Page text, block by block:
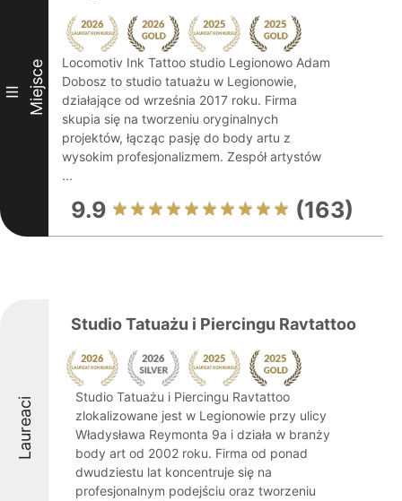
III Miejsce
Locomotiv Ink Tattoo studio Legionowo Adam
Dobosz to studio tatuażu w Legionowie,
działające od września 2017 roku. Firma
skupia się na tworzeniu oryginalnych
projektów, łącząc pasję do body artu z
wysokim profesjonalizmem. Zespół artystów
...
9.9 (163)
Laureaci
Studio Tatuażu i Piercingu Ravtattoo
Studio Tatuażu i Piercingu Ravtattoo
zlokalizowane jest w Legionowie przy ulicy
Władysława Reymonta 9a i działa w branży
body art od 2002 roku. Firma od ponad
dwudziestu lat koncentruje się na
profesjonalnym podejściu oraz tworzeniu